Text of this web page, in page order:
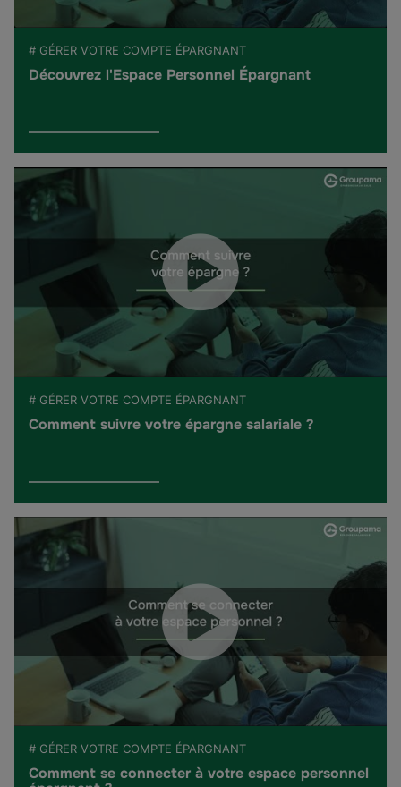
# GÉRER VOTRE COMPTE ÉPARGNANT
Découvrez l'Espace Personnel Épargnant
# GÉRER VOTRE COMPTE ÉPARGNANT
Comment suivre votre épargne salariale ?
# GÉRER VOTRE COMPTE ÉPARGNANT
Comment se connecter à votre espace personnel